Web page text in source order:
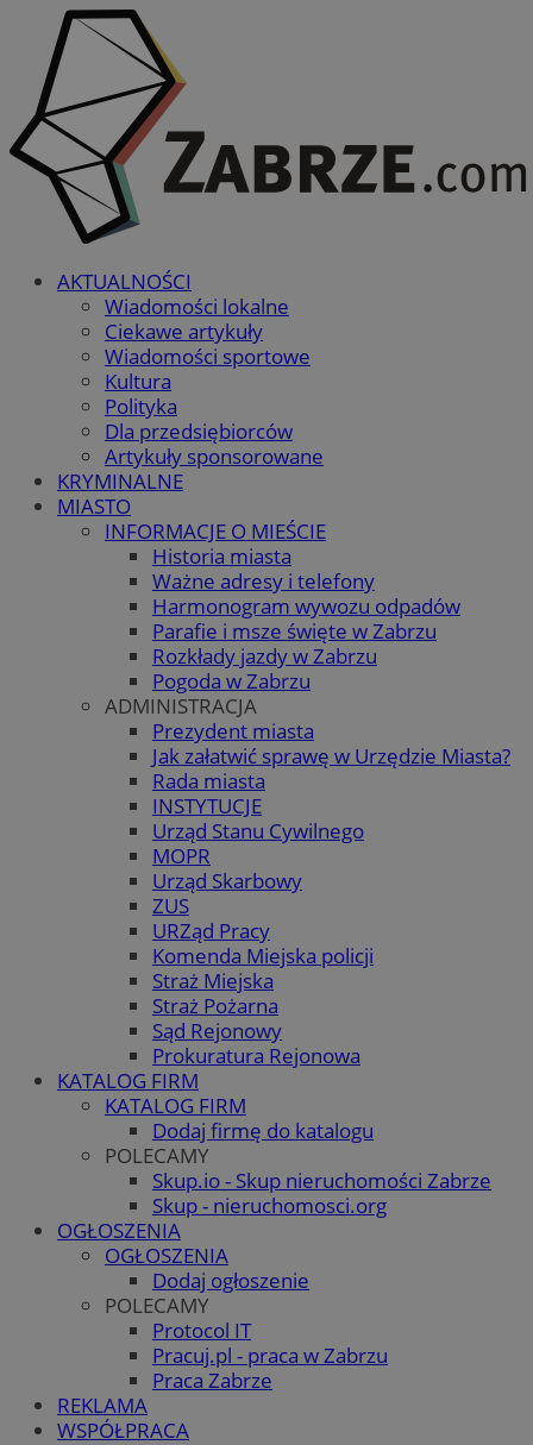
AKTUALNOŚCI
Wiadomości lokalne
Ciekawe artykuły
Wiadomości sportowe
Kultura
Polityka
Dla przedsiębiorców
Artykuły sponsorowane
KRYMINALNE
MIASTO
INFORMACJE O MIEŚCIE
Historia miasta
Ważne adresy i telefony
Harmonogram wywozu odpadów
Parafie i msze święte w Zabrzu
Rozkłady jazdy w Zabrzu
Pogoda w Zabrzu
ADMINISTRACJA
Prezydent miasta
Jak załatwić sprawę w Urzędzie Miasta?
Rada miasta
INSTYTUCJE
Urząd Stanu Cywilnego
MOPR
Urząd Skarbowy
ZUS
URZąd Pracy
Komenda Miejska policji
Straż Miejska
Straż Pożarna
Sąd Rejonowy
Prokuratura Rejonowa
KATALOG FIRM
KATALOG FIRM
Dodaj firmę do katalogu
POLECAMY
Skup.io - Skup nieruchomości Zabrze
Skup - nieruchomosci.org
OGŁOSZENIA
OGŁOSZENIA
Dodaj ogłoszenie
POLECAMY
Protocol IT
Pracuj.pl - praca w Zabrzu
Praca Zabrze
REKLAMA
WSPÓŁPRACA